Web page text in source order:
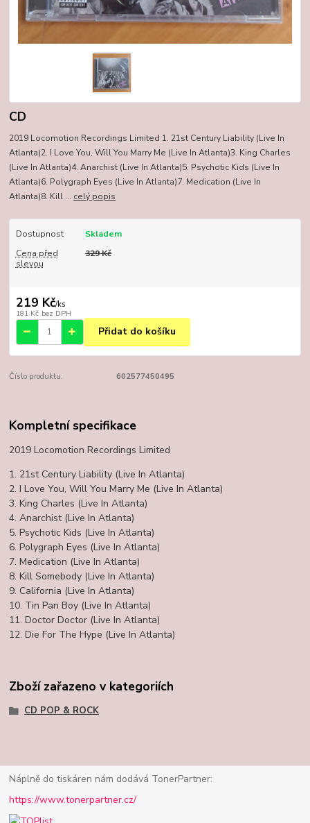
CD
2019 Locomotion Recordings Limited 1. 21st Century Liability (Live In
Atlanta)2. I Love You, Will You Marry Me (Live In Atlanta)3. King Charles
(Live In Atlanta)4. Anarchist (Live In Atlanta)5. Psychotic Kids (Live In
Atlanta)6. Polygraph Eyes (Live In Atlanta)7. Medication (Live In
Atlanta)8. Kill ... celý popis
Dostupnost
Skladem
Cena před
slevou
329 Kč
219 Kč/ks
181 Kč bez DPH
Přidat do košíku
Číslo produktu: 602577450495
Kompletní specifikace
2019 Locomotion Recordings Limited
1. 21st Century Liability (Live In Atlanta)
2. I Love You, Will You Marry Me (Live In Atlanta)
3. King Charles (Live In Atlanta)
4. Anarchist (Live In Atlanta)
5. Psychotic Kids (Live In Atlanta)
6. Polygraph Eyes (Live In Atlanta)
7. Medication (Live In Atlanta)
8. Kill Somebody (Live In Atlanta)
9. California (Live In Atlanta)
10. Tin Pan Boy (Live In Atlanta)
11. Doctor Doctor (Live In Atlanta)
12. Die For The Hype (Live In Atlanta)
Zboží zařazeno v kategoriích
CD POP & ROCK
Náplně do tiskáren nám dodává TonerPartner:
https://www.tonerpartner.cz/